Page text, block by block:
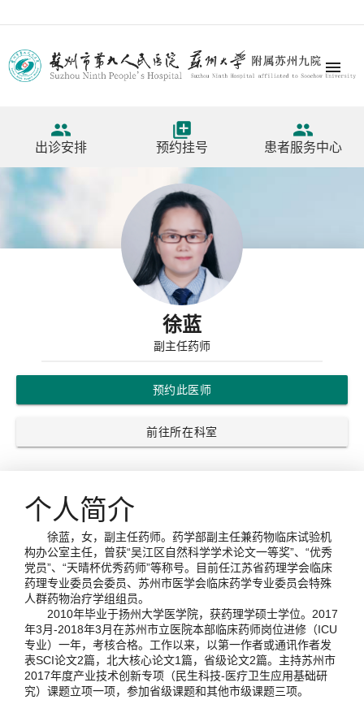


出诊安排

预约挂号

患者服务中心
徐蓝
副主任药师
预约此医师
前往所在科室
个人简介
徐蓝，女，副主任药师。药学部副主任兼药物临床试验机
构办公室主任，曾获“吴江区自然科学学术论文一等奖”、“优秀
党员”、“天晴杯优秀药师”等称号。目前任江苏省药理学会临床
药理专业委员会委员、苏州市医学会临床药学专业委员会特殊
人群药物治疗学组组员。
2010年毕业于扬州大学医学院，获药理学硕士学位。2017
年3月-2018年3月在苏州市立医院本部临床药师岗位进修（ICU
专业）一年，考核合格。工作以来，以第一作者或通讯作者发
表SCI论文2篇，北大核心论文1篇，省级论文2篇。主持苏州市
2017年度产业技术创新专项（民生科技-医疗卫生应用基础研
究）课题立项一项，参加省级课题和其他市级课题三项。